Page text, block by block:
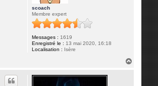
scoach
Membre expert
Messages : 1619
Enregistré le : 13 mai 2020, 16:18
Localisation : Isère